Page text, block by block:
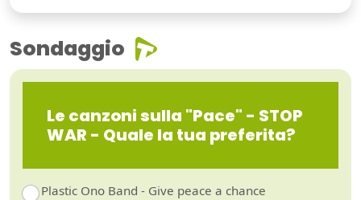
Sondaggio
Le canzoni sulla "Pace" - STOP
WAR - Quale la tua preferita?
Plastic Ono Band - Give peace a chance